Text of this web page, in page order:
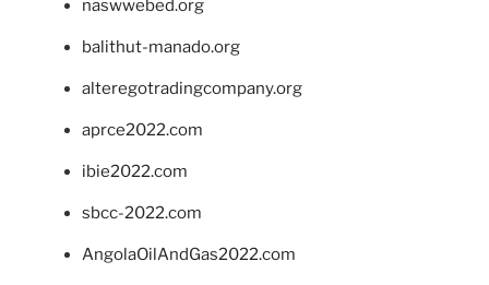
naswwebed.org
balithut-manado.org
alteregotradingcompany.org
aprce2022.com
ibie2022.com
sbcc-2022.com
AngolaOilAndGas2022.com